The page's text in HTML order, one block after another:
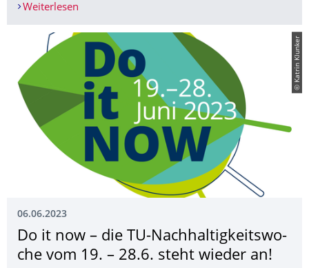
Weiterlesen
© Katrin Klunker
06.06.2023
Do it now – die TU-Nachhaltigkeitswo­
che vom 19. – 28.6. steht wieder an!